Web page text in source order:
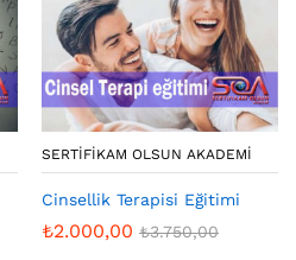
SERTIFIKAM OLSUN AKADEMI
Cinsellik Terapisi Eğitimi
₺2.000,00 ₺3.750,00